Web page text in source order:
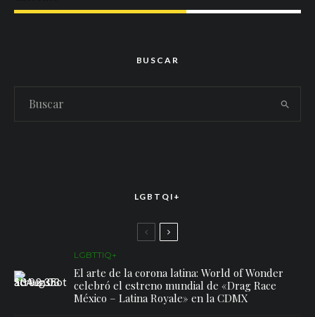
BUSCAR
LGBTQI+
LGBTTIQ+
El arte de la corona latina: World of Wonder
celebró el estreno mundial de «Drag Race
México – Latina Royale» en la CDMX